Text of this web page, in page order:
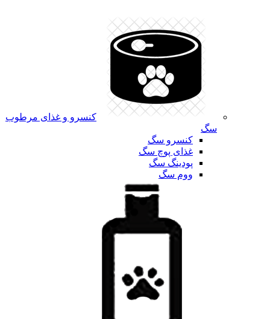
کنسرو و غذای مرطوب
سگ
کنسرو سگ
غذای پوچ سگ
پودینگ سگ
ووم سگ